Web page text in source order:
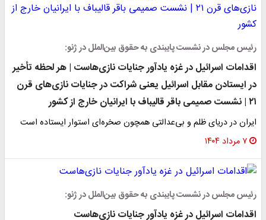
رئیس مجلس در نشست پایبندی به حقوق بین‌الملل در ژنو:
اقدامات اسرائیل در غزه یادآور جنایات نازی‌هاست | هر لحظه تأخیر
در ایستادن مقابل اسرائیل یعنی شراکت در جنایات نازی‌های قرن
۲۱ | نشست صمیمی باقر قالیباف با ایرانیان خارج از کشور
ایران در دریای ظلم و بی‌عدالتی همچون صخره‌ای استوار ایستاده است
۷ مرداد ۱۴۰۴
رئیس مجلس در نشست پایبندی به حقوق بین‌الملل در ژنو:
اقدامات اسرائیل در غزه یادآور جنایات نازی‌هاست